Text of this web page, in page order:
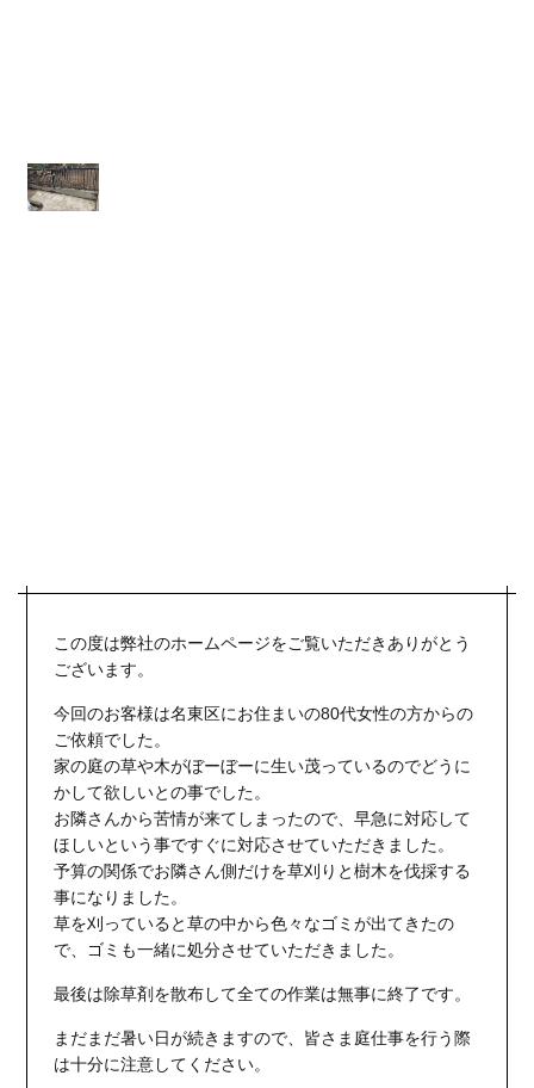
この度は弊社のホームページをご覧いただきありがとう
ございます。
今回のお客様は名東区にお住まいの80代女性の方からの
ご依頼でした。
家の庭の草や木がぼーぼーに生い茂っているのでどうに
かして欲しいとの事でした。
お隣さんから苦情が来てしまったので、早急に対応して
ほしいという事ですぐに対応させていただきました。
予算の関係でお隣さん側だけを草刈りと樹木を伐採する
事になりました。
草を刈っていると草の中から色々なゴミが出てきたの
で、ゴミも一緒に処分させていただきました。
最後は除草剤を散布して全ての作業は無事に終了です。
まだまだ暑い日が続きますので、皆さま庭仕事を行う際
は十分に注意してください。